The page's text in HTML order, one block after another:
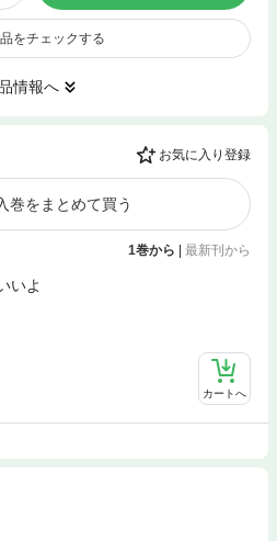
をチェックする
情報へ
お気に入り登録
巻をまとめて買う
1巻から | 最新刊から
いよ
カートへ